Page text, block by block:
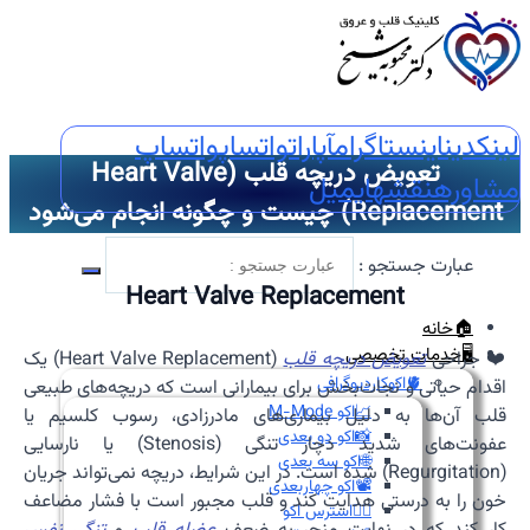
لینکدیناینستاگرامآپاراتواتساپواتساپ
مشاورهنقشهایمیل
عبارت جستجو :
🏠خانه
🖥️خدمات تخصصی
🫀اکوکاردیوگرافی
📈اکو M-Mode
📸اکو دو بعدی
🌐اکو سه بعدی
📽️اکو چهاربعدی
🏃‍♀️استرس اکو
تعویض دریچه قلب (Heart Valve
Replacement) چیست و چگونه انجام می‌شود
Heart Valve Replacement
❤️ جراحیتعویض دریچه قلب
(Heart Valve Replacement) یک
اقدام حیاتی و نجات‌بخش برای بیمارانی است که دریچه‌های طبیعی
قلب آن‌ها به دلیل بیماری‌های مادرزادی، رسوب کلسیم یا
عفونت‌های شدید دچار تنگی (Stenosis) یا نارسایی
(Regurgitation) شده است. در این شرایط، دریچه نمی‌تواند جریان
خون را به درستی هدایت کند و قلب مجبور است با فشار مضاعف